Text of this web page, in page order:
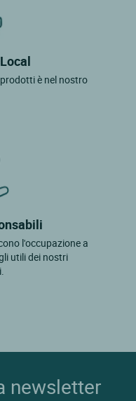
è nel nostro
l'occupazione a
utili dei nostri
newsletter